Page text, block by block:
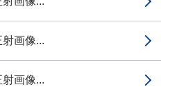
画像...
画像...